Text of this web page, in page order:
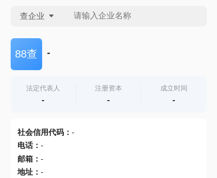
查企业
查企业
查产地
88查 -
法定代表人
-
注册资本
-
成立时间
-
社会信用代码： -
电话： -
邮箱： -
地址： -